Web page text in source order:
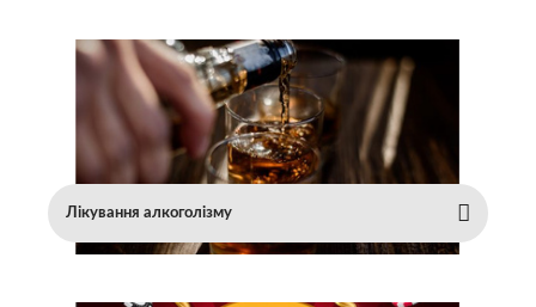
Лікування алкоголізму